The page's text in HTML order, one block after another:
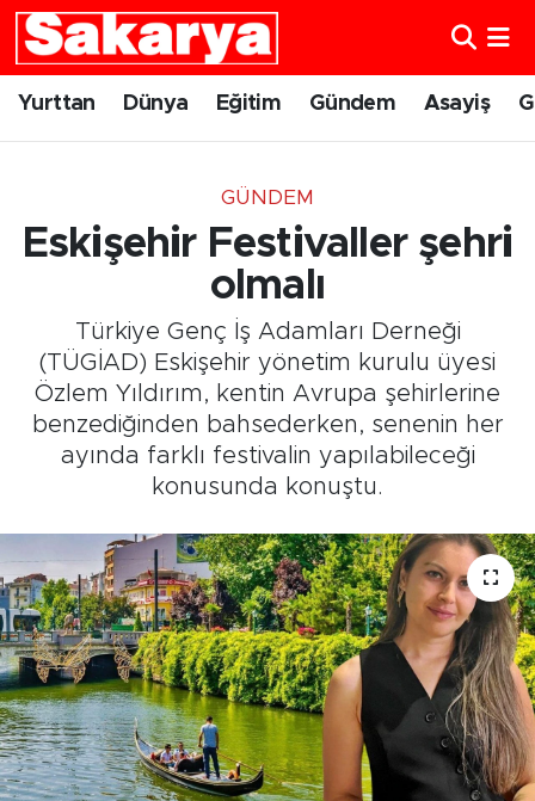
Yurttan Dünya Eğitim Gündem Asayiş
GÜNDEM
Eskişehir Festivaller şehri
olmalı
Türkiye Genç İş Adamları Derneği
(TÜGİAD) Eskişehir yönetim kurulu üyesi
Özlem Yıldırım, kentin Avrupa şehirlerine
benzediğinden bahsederken, senenin her
ayında farklı festivalin yapılabileceği
konusunda konuştu.
Yurttan
Eskişehirspor
Spor
Sağlık
Tarihçe
Resmi İlanlar
Söyleşi
Foto Şaka
Eskişehir Nöbetçi Eczaneler
Eskişehir Trafik Yoğunluk Haritası
Süper Lig Puan Durumu ve Fikstür
Tüm Manşetler
Son Dakika Haberleri